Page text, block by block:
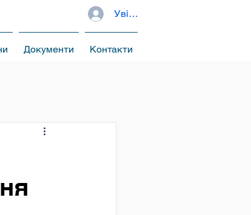
Увійти
Документи Контакти